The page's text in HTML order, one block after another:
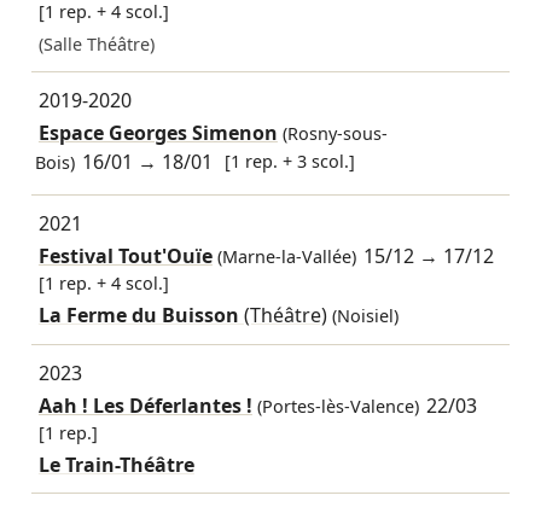
[1 rep. + 4 scol.]
(Salle Théâtre)
2019-2020
Espace Georges Simenon (Rosny-sous-
Bois) 16/01 → 18/01 [1 rep. + 3 scol.]
2021
Festival Tout'Ouïe(Marne-la-Vallée) 15/12 → 17/12
[1 rep. + 4 scol.]
La Ferme du Buisson (Théâtre) (Noisiel)
2023
Aah ! Les Déferlantes ! (Portes-lès-Valence) 22/03
[1 rep.]
Le Train-Théâtre